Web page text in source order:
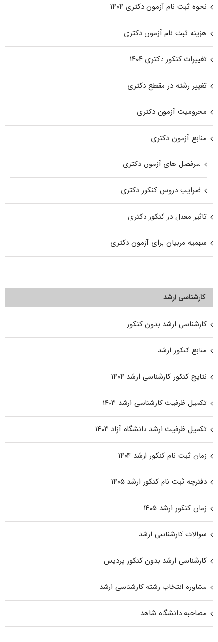
نحوه ثبت نام آزمون دکتری ۱۴۰۴
هزینه ثبت نام آزمون دکتری
تغییرات کنکور دکتری ۱۴۰۴
تغییر رشته در مقطع دکتری
محرومیت آزمون دکتری
منابع آزمون دکتری
سرفصل های آزمون دکتری
ضرایب دروس کنکور دکتری
تاثیر معدل در کنکور دکتری
سهمیه مربیان برای آزمون دکتری
کارشناسی ارشد
کارشناسی ارشد بدون کنکور
منابع کنکور ارشد
نتایج کنکور کارشناسی ارشد ۱۴۰۴
تکمیل ظرفیت کارشناسی ارشد ۱۴۰۳
تکمیل ظرفیت ارشد دانشگاه آزاد ۱۴۰۳
زمان ثبت نام کنکور ارشد ۱۴۰۴
دفترچه ثبت نام کنکور ارشد ۱۴۰۵
زمان کنکور ارشد ۱۴۰۵
سوالات کارشناسی ارشد
کارشناسی ارشد بدون کنکور پردیس
مشاوره انتخاب رشته کارشناسی ارشد
مصاحبه دانشگاه شاهد